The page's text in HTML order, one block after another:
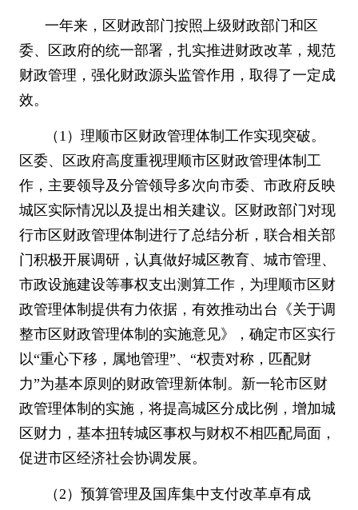
一年来，区财政部门按照上级财政部门和区
委、区政府的统一部署，扎实推进财政改革，规范
财政管理，强化财政源头监管作用，取得了一定成
效。
（ 1 ）理顺市区财政管理体制工作实现突破。
区委、区政府高度重视理顺市区财政管理体制工
作，主要领导及分管领导多次向市委、市政府反映
城区实际情况以及提出相关建议。区财政部门对现
行市区财政管理体制进行了总结分析，联合相关部
门积极开展调研，认真做好城区教育、城市管理、
市政设施建设等事权支出测算工作，为理顺市区财
政管理体制提供有力依据，有效推动出台《关于调
整市区财政管理体制的实施意见》，确定市区实行
以“重心下移，属地管理”、 “权责对称，匹配财
力”为基本原则的财政管理新体制。新一轮市区财
政管理体制的实施，将提高城区分成比例，增加城
区财力，基本扭转城区事权与财权不相匹配局面，
促进市区经济社会协调发展。
（2 ）预算管理及国库集中支付改革卓有成